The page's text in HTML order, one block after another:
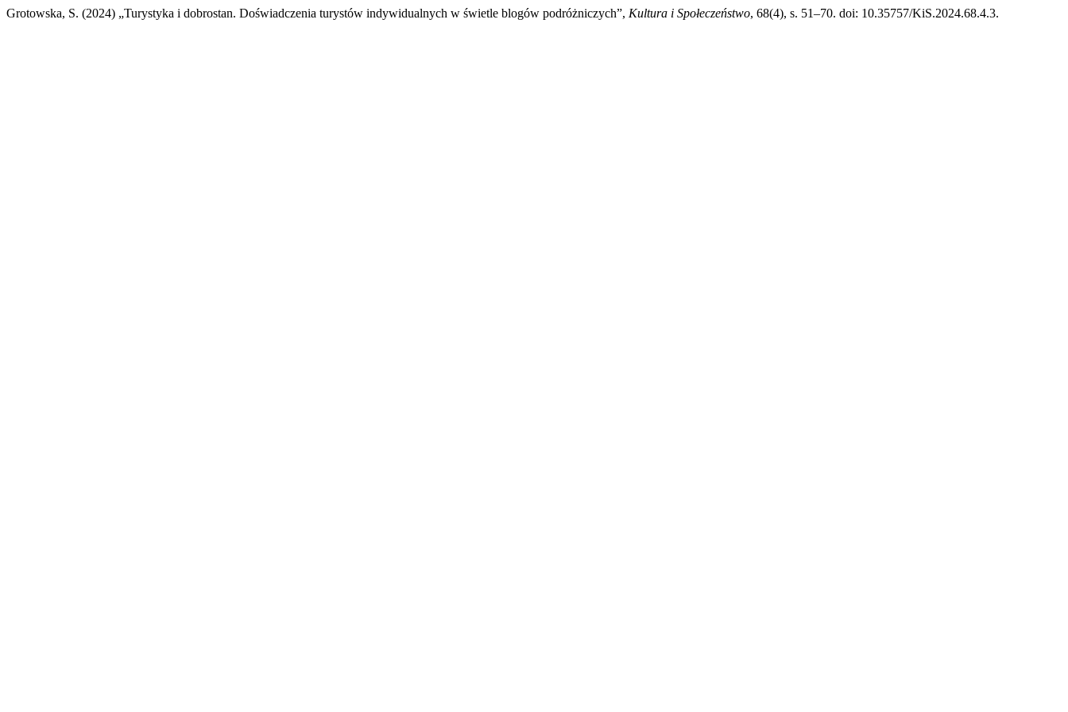
Grotowska, S. (2024) „Turystyka i dobrostan. Doświadczenia turystów indywidualnych w świetle blogów podróżniczych”, Kultura i Społeczeństwo, 68(4), s. 51–70. doi: 10.35757/KiS.2024.68.4.3.